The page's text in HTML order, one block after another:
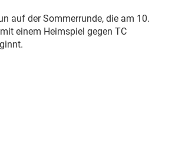
auf der Sommerrunde, die am 10.
einem Heimspiel gegen TC